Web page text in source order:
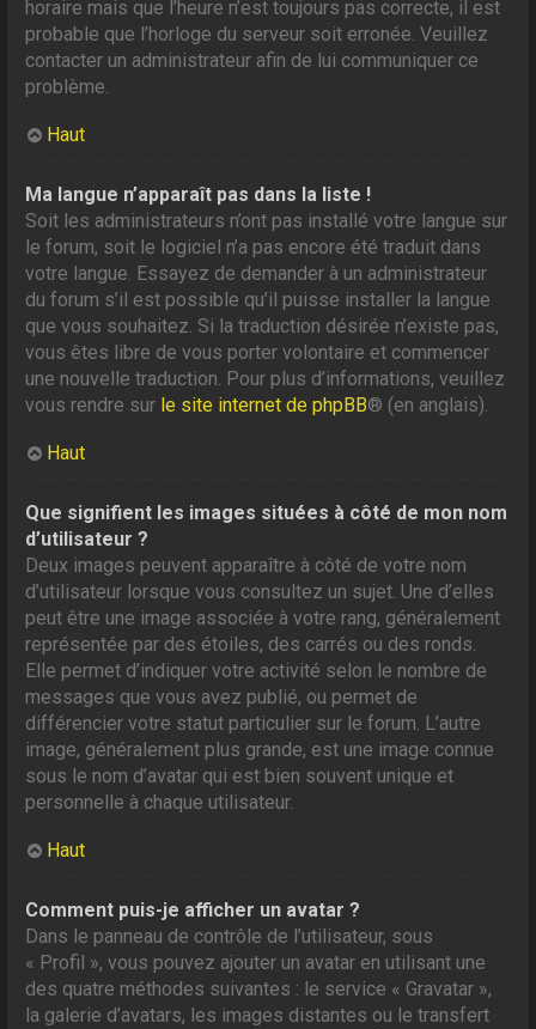
horaire mais que l’heure n’est toujours pas correcte, il est
probable que l’horloge du serveur soit erronée. Veuillez
contacter un administrateur afin de lui communiquer ce
problème.
Haut
Ma langue n’apparaît pas dans la liste !
Soit les administrateurs n’ont pas installé votre langue sur
le forum, soit le logiciel n’a pas encore été traduit dans
votre langue. Essayez de demander à un administrateur
du forum s’il est possible qu’il puisse installer la langue
que vous souhaitez. Si la traduction désirée n’existe pas,
vous êtes libre de vous porter volontaire et commencer
une nouvelle traduction. Pour plus d’informations, veuillez
vous rendre sur le site internet de phpBB® (en anglais).
Haut
Que signifient les images situées à côté de mon nom
d’utilisateur ?
Deux images peuvent apparaître à côté de votre nom
d’utilisateur lorsque vous consultez un sujet. Une d’elles
peut être une image associée à votre rang, généralement
représentée par des étoiles, des carrés ou des ronds.
Elle permet d’indiquer votre activité selon le nombre de
messages que vous avez publié, ou permet de
différencier votre statut particulier sur le forum. L’autre
image, généralement plus grande, est une image connue
sous le nom d’avatar qui est bien souvent unique et
personnelle à chaque utilisateur.
Haut
Comment puis-je afficher un avatar ?
Dans le panneau de contrôle de l’utilisateur, sous
« Profil », vous pouvez ajouter un avatar en utilisant une
des quatre méthodes suivantes : le service « Gravatar »,
la galerie d’avatars, les images distantes ou le transfert